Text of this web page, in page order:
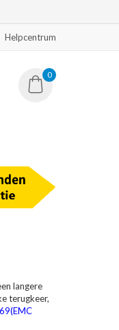
Helpcentrum
0
langere
terugkeer,